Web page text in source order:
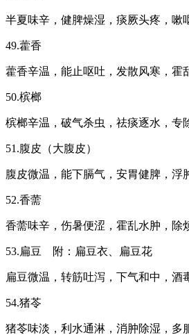
半夏味辛，健脾燥湿，痰厥头疼，嗽
49.藿香
藿香辛温，能止呕吐，发散风寒，霍
50.槟榔
槟榔辛温，破气杀虫，祛痰逐水，专
51.腹皮（大腹皮）
腹皮微温，能下膈气，安胃健脾，浮
52.香薷
香薷味辛，伤暑便涩，霍乱水肿，除
53.扁豆 附：扁豆衣、扁豆花
扁豆微温，转筋吐泻，下气和中，酒
54.猪苓
猪苓味淡，利水通淋，消肿除湿，多